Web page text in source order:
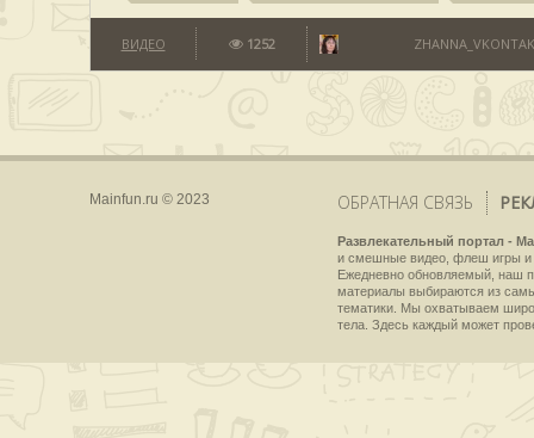
ВИДЕО 1252
Mainfun.ru © 2023 ОБРАТНАЯ СВЯЗЬ
Развлекательный портал -
и смешные видео, флеш игры и
Ежедневно обновляемый, наш
материалы выбираются из
тематики. Мы охватываем
тела. Здесь каждый может